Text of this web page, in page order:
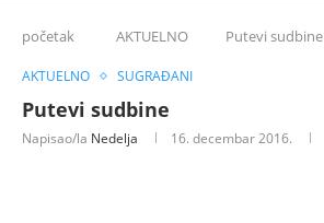
početak AKTUELNO Putevi sudbine
AKTUELNO SUGRAĐANI
Putevi sudbine
Napisao/la Nedelja 16. decembar 2016.